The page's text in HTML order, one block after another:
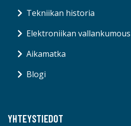
Tekniikan historia
Elektroniikan vallankumous
Aikamatka
Blogi
YHTEYSTIEDOT